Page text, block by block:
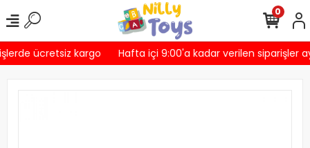
ücretsiz kargo Hafta içi 9:00'a kadar verilen siparişler
0